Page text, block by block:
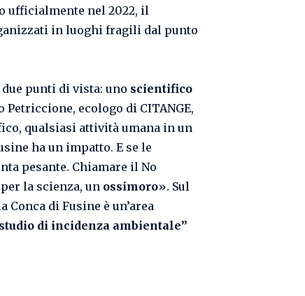
ufficialmente nel 2022, il
in luoghi fragili dal punto
punti di vista: uno scientifico
Petriccione, ecologo di CITANGE,
qualsiasi attività umana in un
ha un impatto. E se le
pesante. Chiamare il No
la scienza, un ossimoro». Sul
di Fusine è un’area
di incidenza ambientale”